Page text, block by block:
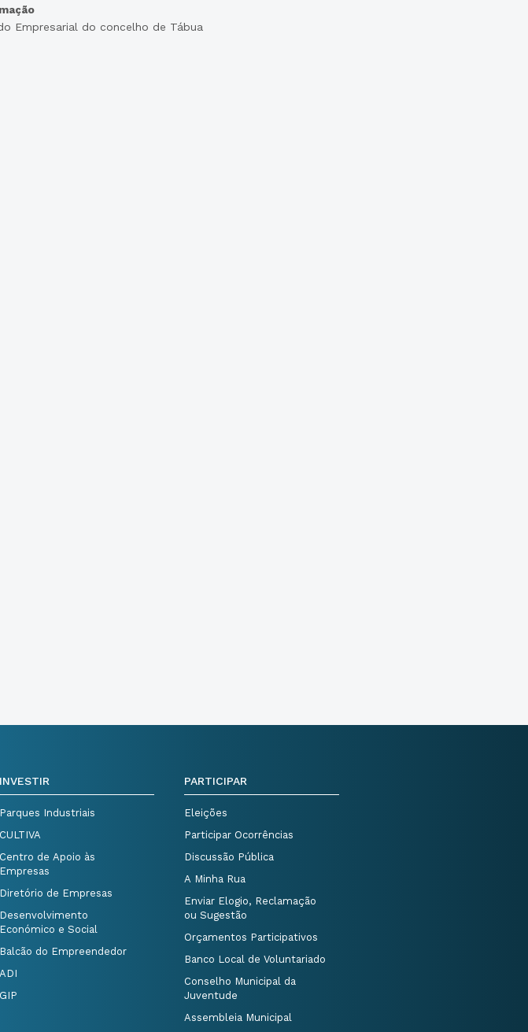
Empresarial do concelho de Tábua
INVESTIR
Parques Industriais
CULTIVA
Centro de Apoio às
Empresas
Diretório de Empresas
Desenvolvimento
Económico e Social
Balcão do Empreendedor
ADI
GIP
PARTICIPAR
Eleições
Participar Ocorrências
Discussão Pública
A Minha Rua
Enviar Elogio, Reclamação
ou Sugestão
Orçamentos Participativos
Banco Local de Voluntariado
Conselho Municipal da
Juventude
Assembleia Municipal